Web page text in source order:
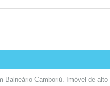
Balneário Camboriú. Imóvel de alto